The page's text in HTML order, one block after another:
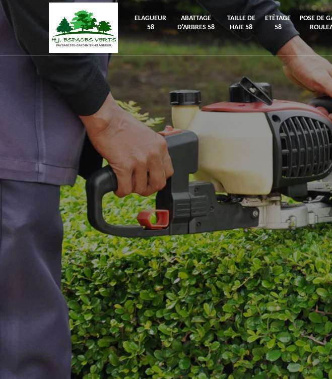
ELAGUEUR
58
ABATTAGE
D'ARBRES 58
TAILLE DE
HAIE 58
ETÊTAGE
58
POSE DE